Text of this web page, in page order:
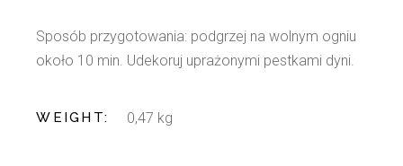
Sposób przygotowania: podgrzej na wolnym ogniu
około 10 min. Udekoruj uprażonymi pestkami dyni.
WEIGHT 0,47 kg